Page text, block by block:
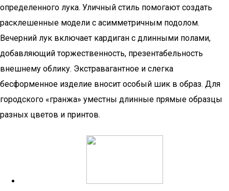
определенного лука. Уличный стиль помогают создать
расклешенные модели с асимметричным подолом.
Вечерний лук включает кардиган с длинными полами,
добавляющий торжественность, презентабельность
внешнему облику. Экстравагантное и слегка
бесформенное изделие вносит особый шик в образ. Для
городского «гранжа» уместны длинные прямые образцы
разных цветов и принтов.